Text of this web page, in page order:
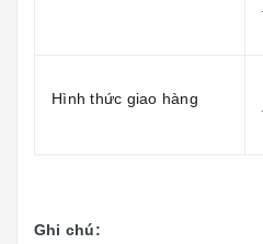
Hình thức giao hàng
Ghi chú: